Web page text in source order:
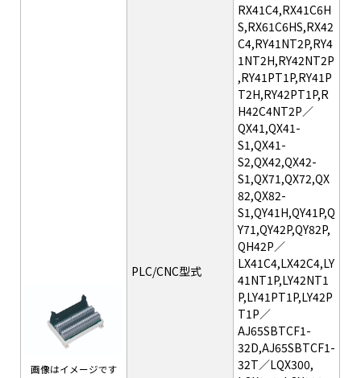
画像はイメージです
PLC/CNC型式
RX41C4,RX41C6H
S,RX61C6HS,RX42
C4,RY41NT2P,RY4
1NT2H,RY42NT2P
,RY41PT1P,RY41P
T2H,RY42PT1P,R
H42C4NT2P／
QX41,QX41-
S1,QX41-
S2,QX42,QX42-
S1,QX71,QX72,QX
82,QX82-
S1,QY41H,QY41P,Q
Y71,QY42P,QY82P,
QH42P／
LX41C4,LX42C4,LY
41NT1P,LY42NT1
P,LY41PT1P,LY42P
T1P／
AJ65SBTCF1-
32D,AJ65SBTCF1-
32T／LQX300,